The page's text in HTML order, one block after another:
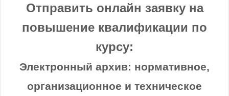
Отправить онлайн заявку на
повышение квалификации по
курсу:
Электронный архив: нормативное,
организационное и техническое